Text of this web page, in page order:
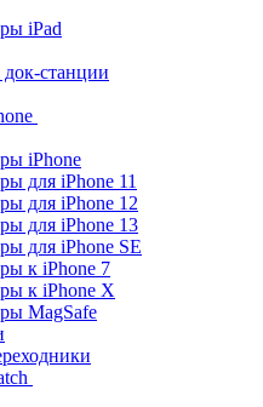
iPad
станции
iPhone
для iPhone 11
для iPhone 12
для iPhone 13
для iPhone SE
к iPhone 7
к iPhone X
MagSafe